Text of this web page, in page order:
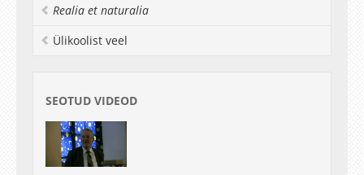
vahendid ja võtted, kuidas Päikest pildistada,"
Realia et naturalia
Ülikoolist veel
SEOTUD VIDEOD